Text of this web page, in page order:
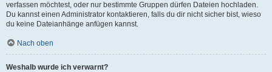
verfassen möchtest, oder nur bestimmte Gruppen dürfen Dateien hochladen.
Du kannst einen Administrator kontaktieren, falls du dir nicht sicher bist, wieso
du keine Dateianhänge anfügen kannst.
Nach oben
Weshalb wurde ich verwarnt?